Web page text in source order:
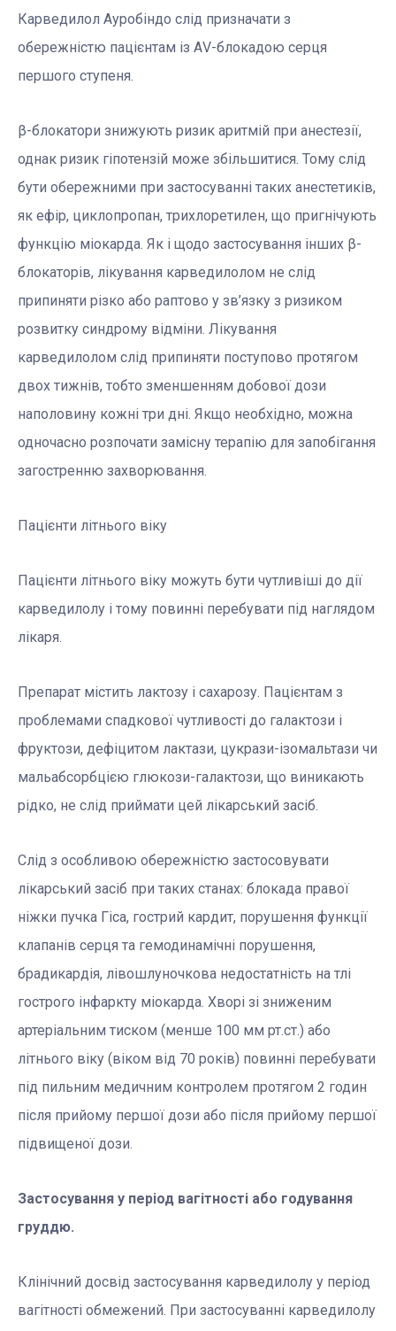
Карведилол Ауробіндо слід призначати з
обережністю пацієнтам із АV-блокадою серця
першого ступеня.
β-блокатори знижують ризик аритмій при анестезії,
однак ризик гіпотензій може збільшитися. Тому слід
бути обережними при застосуванні таких анестетиків,
як ефір, циклопропан, трихлоретилен, що пригнічують
функцію міокарда. Як і щодо застосування інших β-
блокаторів, лікування карведилолом не слід
припиняти різко або раптово у зв’язку з ризиком
розвитку синдрому відміни. Лікування
карведилолом слід припиняти поступово протягом
двох тижнів, тобто зменшенням добової дози
наполовину кожні три дні. Якщо необхідно, можна
одночасно розпочати замісну терапію для запобігання
загостренню захворювання.
Пацієнти літнього віку
Пацієнти літнього віку можуть бути чутливіші до дії
карведилолу і тому повинні перебувати під наглядом
лікаря.
Препарат містить лактозу і сахарозу. Пацієнтам з
проблемами спадкової чутливості до галактози і
фруктози, дефіцитом лактази, цукрази-ізомальтази чи
мальабсорбцією глюкози-галактози, що виникають
рідко, не слід приймати цей лікарський засіб.
Слід з особливою обережністю застосовувати
лікарський засіб при таких станах: блокада правої
ніжки пучка Гіса, гострий кардит, порушення функції
клапанів серця та гемодинамічні порушення,
брадикардія, лівошлуночкова недостатність на тлі
гострого інфаркту міокарда. Хворі зі зниженим
артеріальним тиском (менше 100 мм рт.ст.) або
літнього віку (віком від 70 років) повинні перебувати
під пильним медичним контролем протягом 2 годин
після прийому першої дози або після прийому першої
підвищеної дози.
Застосування у період вагітності або годування
груддю.
Клінічний досвід застосування карведилолу у період
вагітності обмежений. При застосуванні карведилолу